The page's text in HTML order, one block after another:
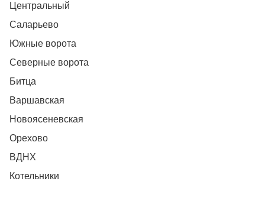
Центральный
Саларьево
Южные ворота
Северные ворота
Битца
Варшавская
Новоясеневская
Орехово
ВДНХ
Котельники